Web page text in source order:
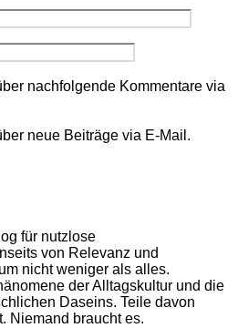
nachfolgende Kommentare via
neue Beiträge via E-Mail.
für nutzlose
von Relevanz und
nicht weniger als alles.
der Alltagskultur und die
Daseins. Teile davon
Niemand braucht es.